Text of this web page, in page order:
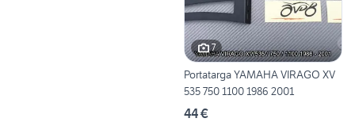
7
Portatarga YAMAHA VIRAGO XV
535 750 1100 1986 2001
44 €